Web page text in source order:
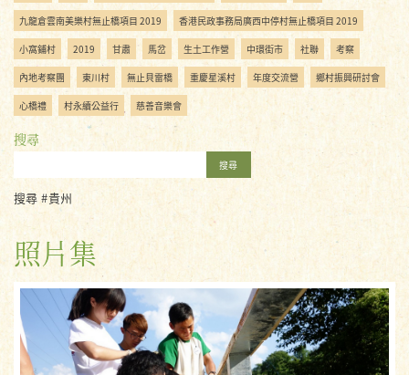
九龍倉雲南美樂村無止橋項目 2019 香港民政事務局廣西中停村無止橋項目 2019
小窩鋪村 2019 甘肅 馬岔 生土工作營 中環街市 社聯 考察
內地考察團 東川村 無止貝雷橋 重慶星溪村 年度交流營 鄉村振興研討會
心橋禮 村永續公益行 慈善音樂會
搜尋
搜尋
搜尋 #貴州
照片集